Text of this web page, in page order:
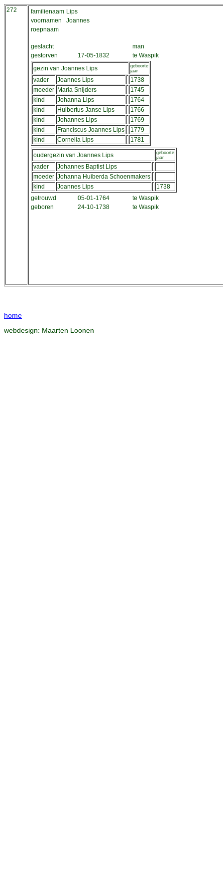
272 familienaam Lips
voornamen
Joannes
roepnaam
geslacht
man
gestorven
17-05-1832
te Waspik
gezin van Joannes Lips
geboorte
jaar
vader Joannes Lips
1738
moeder Maria Snijders
1745
kind
Johanna Lips
1764
kind
Huibertus Janse Lips
1766
kind
Johannes Lips
1769
kind
Franciscus Joannes Lips
1779
kind
Cornelia Lips 1781
oudergezin van Joannes Lips
geboorte
jaar
vader
Johannes Baptist Lips
moeder Johanna Huiberda Schoenmakers
kind
Joannes Lips
1738
getrouwd
05-01-1764
te Waspik
geboren
24-10-1738 te Waspik
home
webdesign: Maarten Loonen